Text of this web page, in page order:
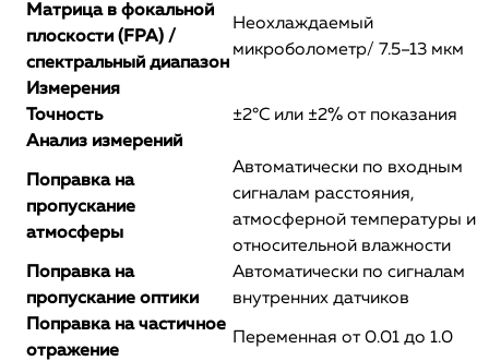
Матрица в фокальной
плоскости (FPA) /
спектральный диапазон
Неохлаждаемый
микроболометр/ 7.5–13 мкм
Измерения
Точность
±2°C или ±2% от показания
Анализ измерений
Поправка на
пропускание
атмосферы
Автоматически по входным
сигналам расстояния,
атмосферной температуры и
относительной влажности
Поправка на
пропускание оптики
Автоматически по сигналам
внутренних датчиков
Поправка на частичное
отражение
Переменная от 0.01 до 1.0